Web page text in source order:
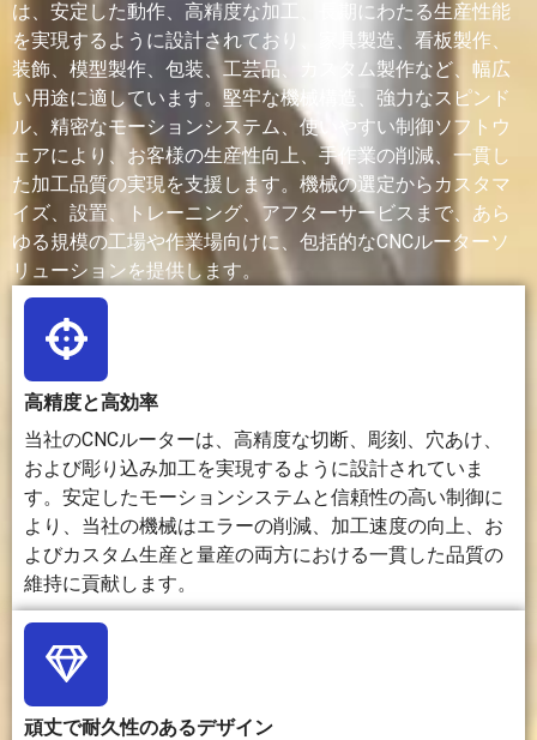
材
料
リル、
PVC、プ
ラスチッ
ク、発泡
体、ゴ
ム、皮
革、複合
材料、お
よび一部
の軟質金
属。
ングプ
ラスチ
ック、
硬質材
料、精
密工業
材料。
が、木
材、アク
リル、
地、革、
プラスチ
ック、ガ
ラス、金
属などに
対応でき
ラスチッ
ク、樹脂、
ナイロン、
複合材料、
ワックス、
および一部
の金属粉末
が使用され
る。
切
速
度
板、家具
部品の迅
速な製
作。
がかか
るが、
精密加
工には
強い。
速です。
め、製造速
度が遅くな
る。
処
理
精
木工、広
告、およ
おいて、
高い精度
す。
は、安定した動作、高精度な加工、長期にわたる生産性能
を実現するように設計されており、家具製造、看板製作、
装飾、模型製作、包装、工芸品、カスタム製作など、幅広
い用途に適しています。堅牢な機械構造、強力なスピンド
ル、精密なモーションシステム、使いやすい制御ソフトウ
ェアにより、お客様の生産性向上、手作業の削減、一貫し
た加工品質の実現を支援します。機械の選定からカスタマ
イズ、設置、トレーニング、アフターサービスまで、あら
ゆる規模の工場や作業場向けに、包括的なCNCルーターソ
リューションを提供します。
高精度と高効率
当社のCNCルーターは、高精度な切断、彫刻、穴あけ、
および彫り込み加工を実現するように設計されていま
す。安定したモーションシステムと信頼性の高い制御に
より、当社の機械はエラーの削減、加工速度の向上、お
よびカスタム生産と量産の両方における一貫した品質の
維持に貢献します。
頑丈で耐久性のあるデザイン